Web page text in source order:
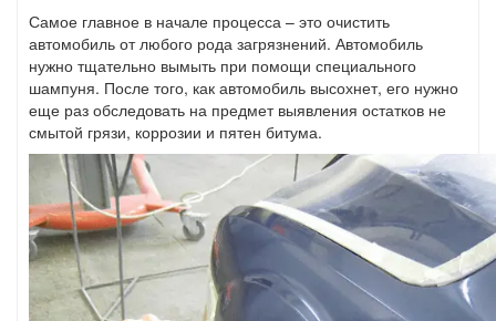
Самое главное в начале процесса – это очистить
автомобиль от любого рода загрязнений. Автомобиль
нужно тщательно вымыть при помощи специального
шампуня. После того, как автомобиль высохнет, его нужно
еще раз обследовать на предмет выявления остатков не
смытой грязи, коррозии и пятен битума.